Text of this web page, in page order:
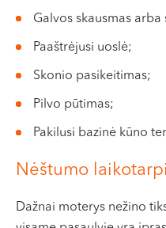
Galvos skausmas arba
Paaštrėjusi uoslė;
Skonio pasikeitimas;
Pilvo pūtimas;
Pakilusi bazinė kūno
Nėštumo
Dažnai moterys nežino